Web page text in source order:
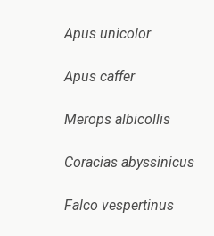
Apus unicolor
Apus caffer
Merops albicollis
Coracias abyssinicus
Falco vespertinus